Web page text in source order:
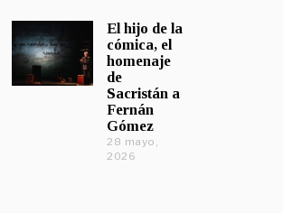
El hijo de la
cómica, el
homenaje
de
Sacristán a
Fernán
Gómez
28 mayo,
2026